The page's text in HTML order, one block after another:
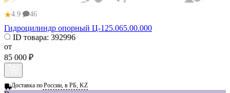
★4.9 46
Гидроцилиндр опорный Ц-125.065.00.000
ID товара: 392996
от
85 000 ₽
Доставка поРоссии, в РБ, KZ